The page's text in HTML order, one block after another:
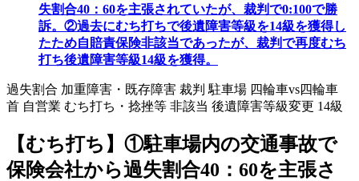
失割合40：60を主張されていたが、裁判で0:100で勝
訴。②過去にむち打ちで後遺障害等級を14級を獲得し
たため自賠責保険非該当であったが、裁判で再度むち
打ち後遺障害等級14級を獲得。
過失割合 加重障害・既存障害 裁判 駐車場 四輪車vs四輪車
首 自営業 むち打ち・捻挫等 非該当 後遺障害等級変更 14級
【むち打ち】①駐車場内の交通事故で
保険会社から過失割合40：60を主張さ